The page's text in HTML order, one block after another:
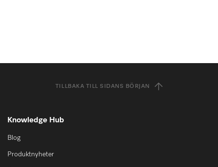
TILLBAKA TILL SIDANS BÖRJAN
Knowledge Hub
Blog
Produktnyheter